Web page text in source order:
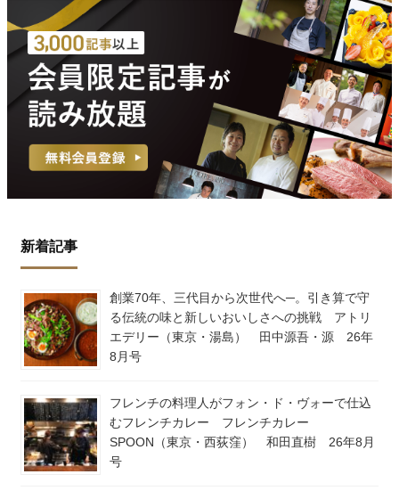
新着記事
創業70年、三代目から次世代へ─。引き算で守
る伝統の味と新しいおいしさへの挑戦 アトリ
エデリー（東京・湯島） 田中源吾・源 26年
8月号
フレンチの料理人がフォン・ド・ヴォーで仕込
むフレンチカレー フレンチカレー
SPOON（東京・西荻窪） 和田直樹 26年8月
号